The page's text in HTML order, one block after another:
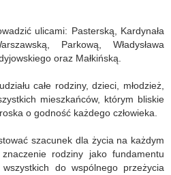
ulicami: Pasterską, Kardynała
Parkową, Władysława
oraz Małkińską.
całe rodziny, dzieci, młodzież,
mieszkańców, którym bliskie
o godność każdego człowieka.
szacunek dla życia na każdym
rodziny jako fundamentu
wszystkich do wspólnego przeżycia